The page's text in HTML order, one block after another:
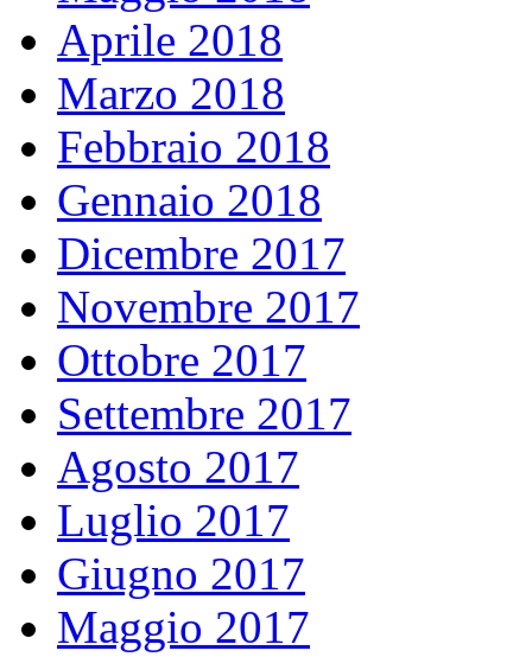
Aprile 2018
Marzo 2018
Febbraio 2018
Gennaio 2018
Dicembre 2017
Novembre 2017
Ottobre 2017
Settembre 2017
Agosto 2017
Luglio 2017
Giugno 2017
Maggio 2017